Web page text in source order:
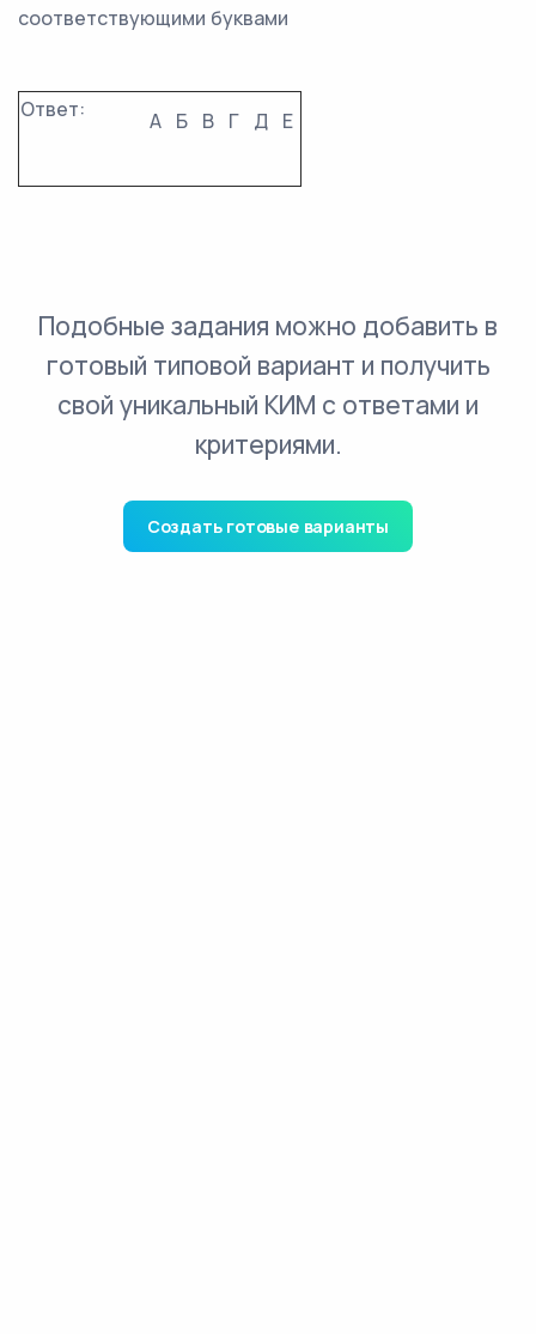
соответствующими буквами
Ответ: А Б В Г Д Е
Подобные задания можно добавить в
готовый типовой вариант и получить
свой уникальный КИМ с ответами и
критериями.
Создать готовые варианты